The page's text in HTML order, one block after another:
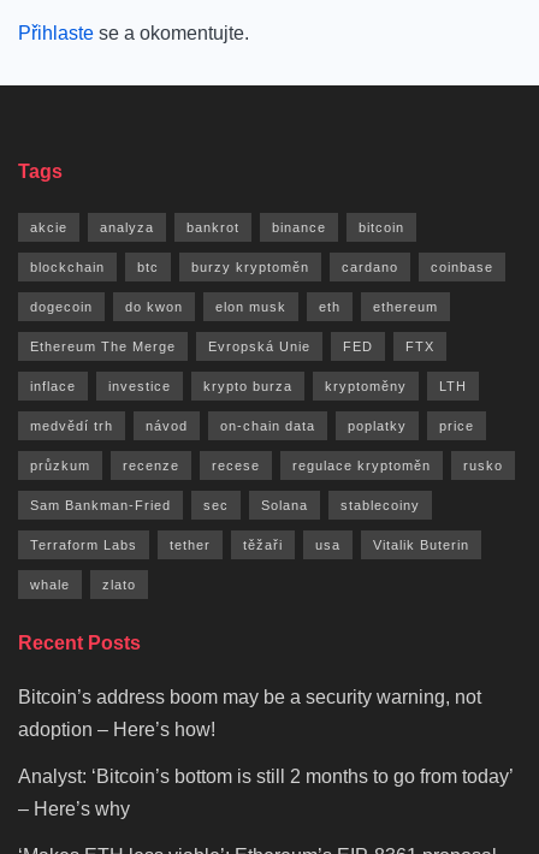
Přihlaste se a okomentujte.
Tags
akcie analyza bankrot binance bitcoin
blockchain btc burzy kryptoměn cardano coinbase
dogecoin do kwon elon musk eth ethereum
Ethereum The Merge Evropská Unie FED FTX
inflace investice krypto burza kryptoměny LTH
medvědí trh návod on-chain data poplatky price
průzkum recenze recese regulace kryptoměn rusko
Sam Bankman-Fried sec Solana stablecoiny
Terraform Labs tether těžaři usa Vitalik Buterin
whale zlato
Recent Posts
Bitcoin’s address boom may be a security warning, not
adoption – Here’s how!
Analyst: ‘Bitcoin’s bottom is still 2 months to go from today’
– Here’s why